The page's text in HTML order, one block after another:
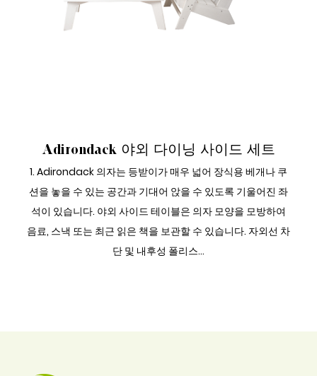
Adirondack 야외 다이닝 사이드 세트
1. Adirondack 의자는 등받이가 매우 넓어 장식용 베개나 쿠
션을 놓을 수 있는 공간과 기대어 앉을 수 있도록 기울어진 좌
석이 있습니다. 야외 사이드 테이블은 의자 모양을 모방하여
음료, 스낵 또는 최근 읽은 책을 보관할 수 있습니다. 자외선 차
단 및 내후성 폴리스...